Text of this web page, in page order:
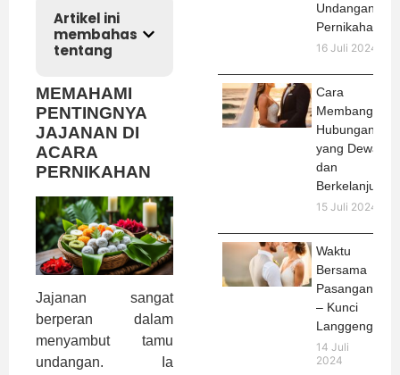
Artikel ini
membahas
tentang
MEMAHAMI
PENTINGNYA
JAJANAN DI
ACARA
PERNIKAHAN
Jajanan sangat
berperan dalam
menyambut tamu
undangan. Ia
Undangan
Pernikahan
16 Juli 2024
Cara
Membangun
Hubungan
yang Dewasa
dan
Berkelanjutan
15 Juli 2024
Waktu
Bersama
Pasangan
– Kunci
Langgeng
14 Juli
2024